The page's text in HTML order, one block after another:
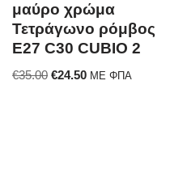
μαύρο χρώμα
Τετράγωνο ρόμβος
E27 C30 CUBIO 2
€35.00 €24.50 ΜΕ ΦΠΑ